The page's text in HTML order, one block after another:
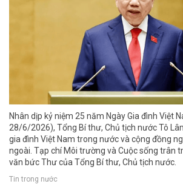
Nhân dịp kỷ niệm 25 năm Ngày Gia đình Việt
28/6/2026), Tổng Bí thư, Chủ tịch nước Tô
gia đình Việt Nam trong nước và cộng đồng
ngoài. Tạp chí Môi trường và Cuộc sống trân
văn bức Thư của Tổng Bí thư, Chủ tịch nước.
Tin trong nước